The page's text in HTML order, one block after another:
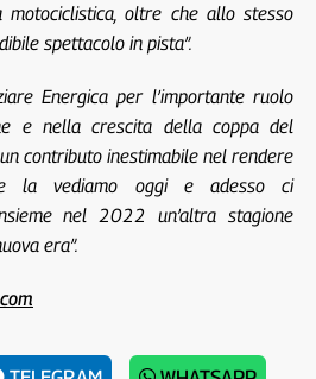
motociclistica, oltre che allo stesso
spettacolo in pista”.
Energica per l’importante ruolo
e nella crescita della coppa del
contributo inestimabile nel rendere
la vediamo oggi e adesso ci
nel 2022 un’altra stagione
era”.